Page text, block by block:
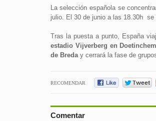
La selección española se
julio. El 30 de junio a las 18.30h se
Tras la puesta a punto, España
estadio Vijverberg en Doetinchem
de Breday cerrará la fase de
RECOMENDAR
Comentar